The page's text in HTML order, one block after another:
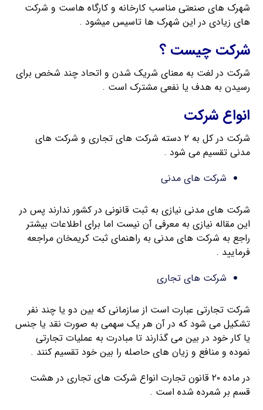
شهرک های صنعتی مناسب کارخانه و کارگاه هاست و شرکت
های زیادی در این شهرک ها تاسیس میشود .
شرکت چیست ؟
شرکت در لغت به معنای شریک ‌شدن و اتحاد چند شخص برای
رسیدن به هدف یا نفعی مشترک است .
انواع شرکت
شرکت در کل به ۲ دسته شرکت های تجاری و شرکت های
مدنی تقسیم می شود .
شرکت های مدنی
شرکت های مدنی نیازی به ثبت قانونی در کشور ندارند پس در
این مقاله نیازی به معرفی آن نیست اما برای اطلاعات بیشتر
راجع به شرکت های مدنی به راهنمای ثبت کریمخان مراجعه
فرمایید .
شرکت های تجاری
شرکت تجارتی عبارت است از سازمانی که بین دو یا چند نفر
تشکیل می شود که در آن هر یک سهمی به صورت نقد یا جنس
یا کار خود در بین می گذارند تا مبادرت به عملیات تجارتی
نموده و منافع و زیان های حاصله را بین خود تقسیم کنند .
در ماده ۲۰ قانون تجارت انواع شرکت های تجاری در هشت
قسم بر شمرده شده است .